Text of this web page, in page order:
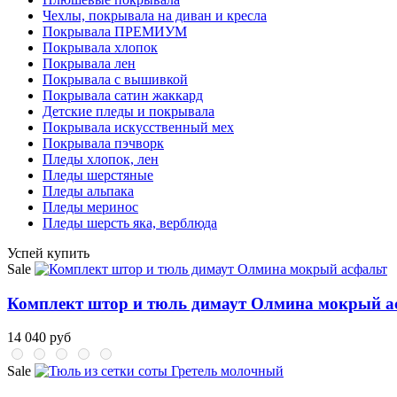
Чехлы, покрывала на диван и кресла
Покрывала ПРЕМИУМ
Покрывала хлопок
Покрывала лен
Покрывала с вышивкой
Покрывала сатин жаккард
Детские пледы и покрывала
Покрывала искусственный мех
Покрывала пэчворк
Пледы хлопок, лен
Пледы шерстяные
Пледы альпака
Пледы меринос
Пледы шерсть яка, верблюда
Успей купить
Sale
Комплект штор и тюль димаут Олмина мокрый
14 040 руб
Sale